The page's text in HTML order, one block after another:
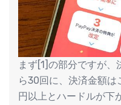
まず[1]の部分ですが
ら30回に、決済金額は
円以上とハードルが下